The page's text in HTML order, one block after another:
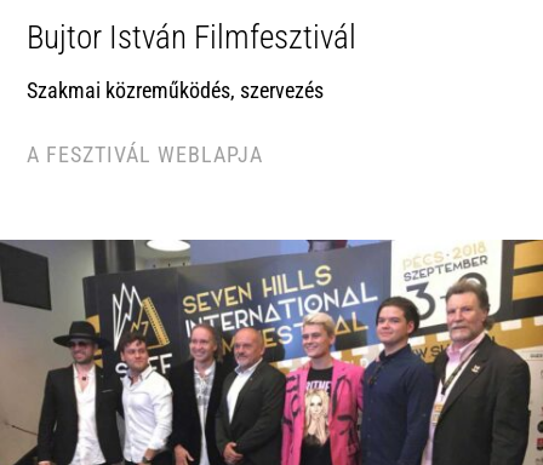
Bujtor István Filmfesztivál
Szakmai közreműködés, szervezés
A FESZTIVÁL WEBLAPJA